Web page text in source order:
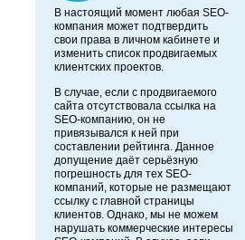
В настоящий момент любая SEO-
компания может подтвердить
свои права в личном кабинете и
изменить список продвигаемых
клиентских проектов.
В случае, если с продвигаемого
сайта отсутствовала ссылка на
SEO-компанию, он не
привязывался к ней при
составлении рейтинга. Данное
допущение даёт серьёзную
погрешность для тех SEO-
компаний, которые не размещают
ссылку с главной страницы
клиентов. Однако, мы не можем
нарушать коммерческие интересы